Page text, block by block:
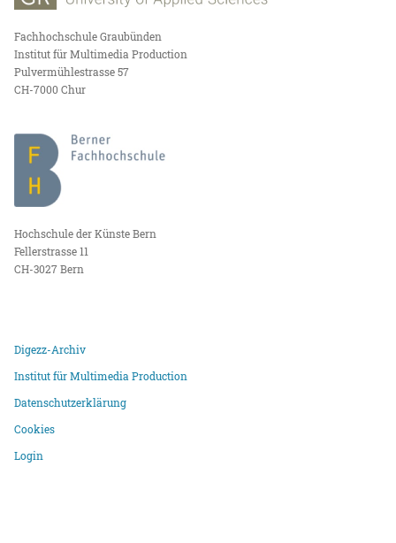
Fachhochschule Graubünden
Institut für Multimedia Production
Pulvermühlestrasse 57
CH-7000 Chur
Hochschule der Künste Bern
Fellerstrasse 11
CH-3027 Bern
Digezz-Archiv
Institut für Multimedia Production
Datenschutzerklärung
Cookies
Login